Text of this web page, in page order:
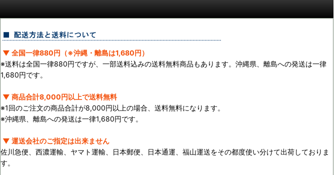
▼ 全国一律880円（※沖縄・離島は1,680円）
※送料は全国一律880円ですが、一部送料込みの送料無料商品もあります。沖縄県、離島への発送は一律
1,680円です。
▼ 商品合計8,000円以上で送料無料
※1回のご注文の商品合計が8,000円以上の場合、送料無料になります。
※沖縄県、離島への発送は一律1,680円です。
▼ 運送会社のご指定は出来ません
佐川急便、西濃運輸、ヤマト運輸、日本郵便、日本通運、福山運送をその都度使い分けて出荷しておりま
す。